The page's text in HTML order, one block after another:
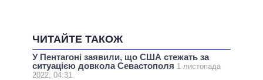
ЧИТАЙТЕ ТАКОЖ
У Пентагоні заявили, що США стежать за
ситуацією довкола Севастополя 1 листопада
2022, 04:31